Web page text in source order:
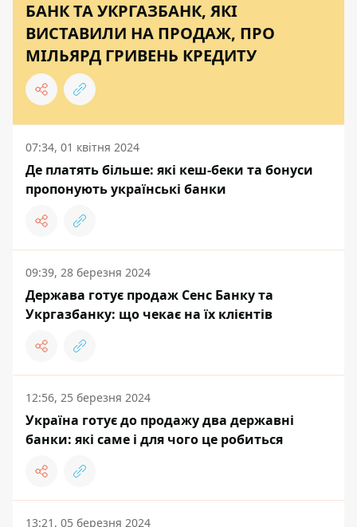
БАНК ТА УКРГАЗБАНК, ЯКІ
ВИСТАВИЛИ НА ПРОДАЖ, ПРО
МІЛЬЯРД ГРИВЕНЬ КРЕДИТУ
07:34, 01 квітня 2024
Де платять більше: які кеш-беки та бонуси
пропонують українські банки
09:39, 28 березня 2024
Держава готує продаж Сенс Банку та
Укргазбанку: що чекає на їх клієнтів
12:56, 25 березня 2024
Україна готує до продажу два державні
банки: які саме і для чого це робиться
13:21, 05 березня 2024